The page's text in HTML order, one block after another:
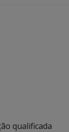
qualificada